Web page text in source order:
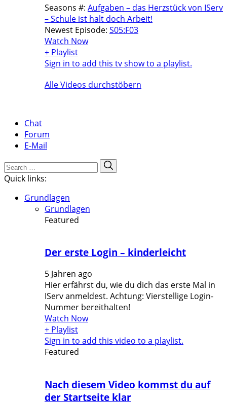
Seasons #: Aufgaben – das Herzstück von IServ
– Schule ist halt doch Arbeit!
Newest Episode: S05:F03
Watch Now
+ Playlist
Sign in to add this tv show to a playlist.
Alle Videos durchstöbern
Chat
Forum
E-Mail
Search
for:
Quick links:
Grundlagen
Grundlagen
Featured
Der erste Login – kinderleicht
5 Jahren ago
Hier erfährst du, wie du dich das erste Mal in
IServ anmeldest. Achtung: Vierstellige Login-
Nummer bereithalten!
Watch Now
+ Playlist
Sign in to add this video to a playlist.
Featured
Nach diesem Video kommst du auf
der Startseite klar